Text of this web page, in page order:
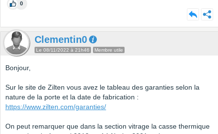
0
Clementin0
Le 08/11/2022 à 21h46 Membre utile
Bonjour,
Sur le site de Zilten vous avez le tableau des garanties selon la
nature de la porte et la date de fabrication :
https://www.zilten.com/garanties/
On peut remarquer que dans la section vitrage la casse thermique